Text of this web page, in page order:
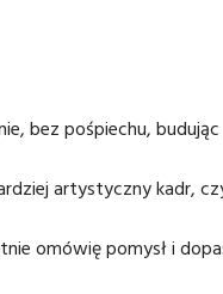
bez pośpiechu,
artystyczny kadr,
omówię pomysł i